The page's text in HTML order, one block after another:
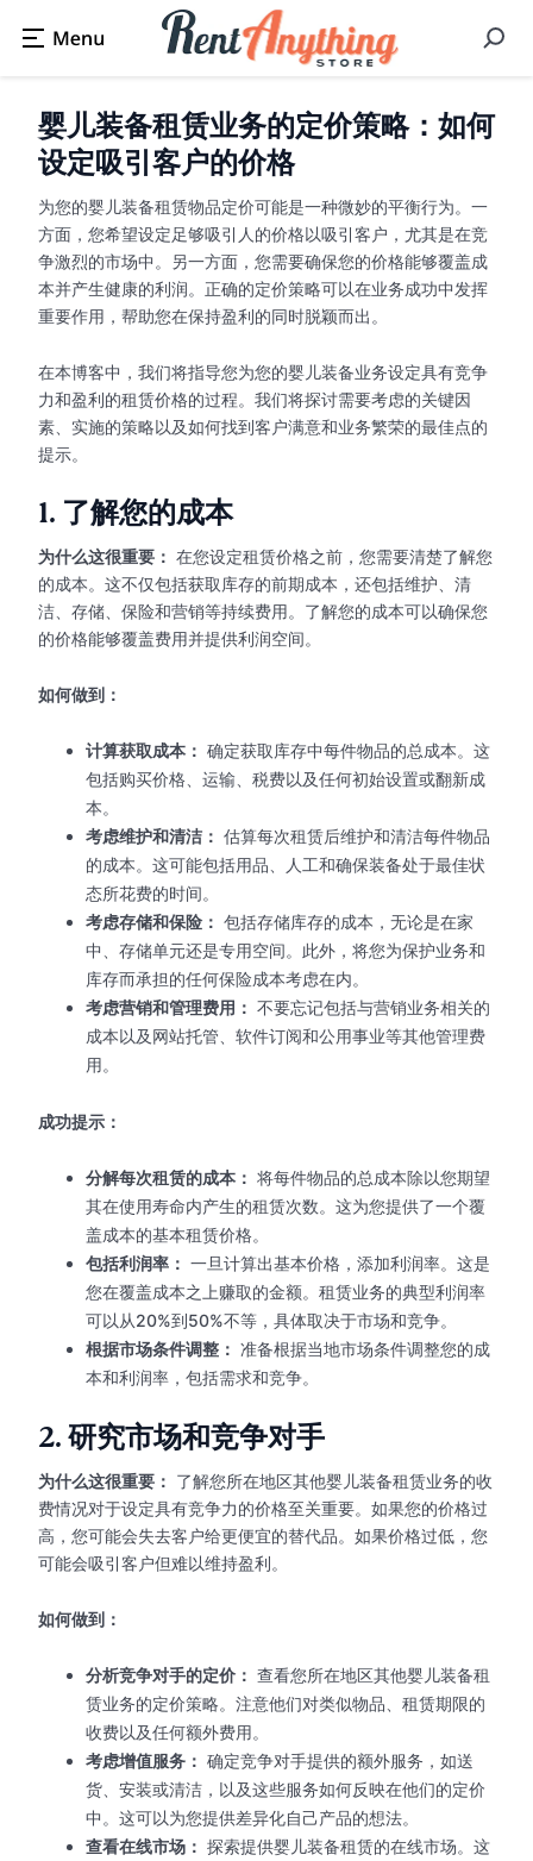
婴儿装备租赁业务的定价策略：如何
设定吸引客户的价格
为您的婴儿装备租赁物品定价可能是一种微妙的平衡行为。一
方面，您希望设定足够吸引人的价格以吸引客户，尤其是在竞
争激烈的市场中。另一方面，您需要确保您的价格能够覆盖成
本并产生健康的利润。正确的定价策略可以在业务成功中发挥
重要作用，帮助您在保持盈利的同时脱颖而出。
在本博客中，我们将指导您为您的婴儿装备业务设定具有竞争
力和盈利的租赁价格的过程。我们将探讨需要考虑的关键因
素、实施的策略以及如何找到客户满意和业务繁荣的最佳点的
提示。
1. 了解您的成本
为什么这很重要： 在您设定租赁价格之前，您需要清楚了解您
的成本。这不仅包括获取库存的前期成本，还包括维护、清
洁、存储、保险和营销等持续费用。了解您的成本可以确保您
的价格能够覆盖费用并提供利润空间。
如何做到：
计算获取成本： 确定获取库存中每件物品的总成本。这
包括购买价格、运输、税费以及任何初始设置或翻新成
本。
考虑维护和清洁： 估算每次租赁后维护和清洁每件物品
的成本。这可能包括用品、人工和确保装备处于最佳状
态所花费的时间。
考虑存储和保险： 包括存储库存的成本，无论是在家
中、存储单元还是专用空间。此外，将您为保护业务和
库存而承担的任何保险成本考虑在内。
考虑营销和管理费用： 不要忘记包括与营销业务相关的
成本以及网站托管、软件订阅和公用事业等其他管理费
用。
成功提示：
分解每次租赁的成本： 将每件物品的总成本除以您期望
其在使用寿命内产生的租赁次数。这为您提供了一个覆
盖成本的基本租赁价格。
包括利润率： 一旦计算出基本价格，添加利润率。这是
您在覆盖成本之上赚取的金额。租赁业务的典型利润率
可以从20%到50%不等，具体取决于市场和竞争。
根据市场条件调整： 准备根据当地市场条件调整您的成
本和利润率，包括需求和竞争。
2. 研究市场和竞争对手
为什么这很重要： 了解您所在地区其他婴儿装备租赁业务的收
费情况对于设定具有竞争力的价格至关重要。如果您的价格过
高，您可能会失去客户给更便宜的替代品。如果价格过低，您
可能会吸引客户但难以维持盈利。
如何做到：
分析竞争对手的定价： 查看您所在地区其他婴儿装备租
赁业务的定价策略。注意他们对类似物品、租赁期限的
收费以及任何额外费用。
考虑增值服务： 确定竞争对手提供的额外服务，如送
货、安装或清洁，以及这些服务如何反映在他们的定价
中。这可以为您提供差异化自己产品的想法。
查看在线市场： 探索提供婴儿装备租赁的在线市场。这